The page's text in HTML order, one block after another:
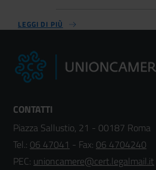
LEGGI DI PIÙ
CONTATTI
Piazza Sallustio, 21 - 00187 Roma
Tel.: 06 47041 - Fax: 06 4704240
PEC: unioncamere@cert.legalmail.it